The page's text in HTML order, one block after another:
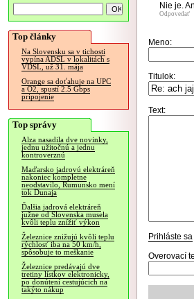
Top články
Na Slovensku sa v tichosti
vypína ADSL v lokalitách s
VDSL, už 31. mája
Orange sa doťahuje na UPC
a O2, spustí 2.5 Gbps
pripojenie
Top správy
Alza nasadila dve novinky,
jednu užitočnú a jednu
kontroverznú
Maďarsko jadrovú elektráreň
nakoniec kompletne
neodstavilo, Rumunsko mení
tok Dunaja
Ďalšia jadrová elektráreň
južne od Slovenska musela
kvôli teplu znížiť výkon
Železnice znižujú kvôli teplu
rýchlosť iba na 50 km/h,
spôsobuje to meškanie
Železnice predávajú dve
tretiny lístkov elektronicky,
po donútení cestujúcich na
takýto nákup
Nie je.
Odpovedať
Meno:
Titulok:
Text:
Prihláste sa
Overovací